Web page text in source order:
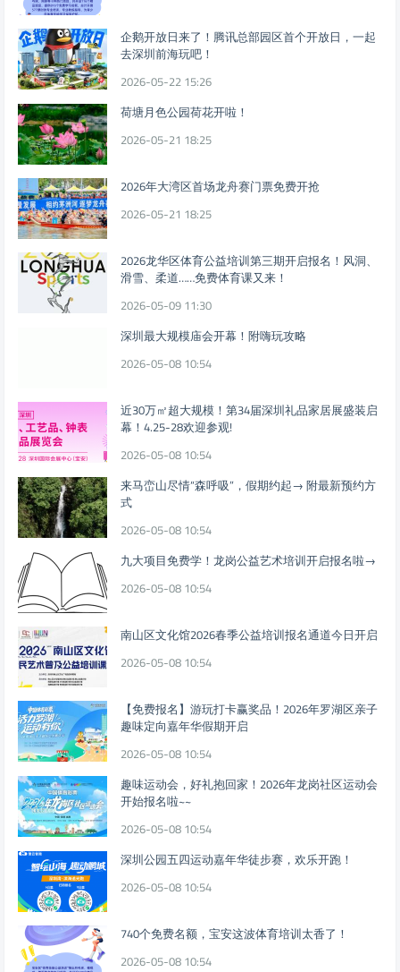
企鹅开放日来了！腾讯总部园区首个开放日，一起
去深圳前海玩吧！
2026-05-22 15:26
荷塘月色公园荷花开啦！
2026-05-21 18:25
2026年大湾区首场龙舟赛门票免费开抢
2026-05-21 18:25
2026龙华区体育公益培训第三期开启报名！风洞、
滑雪、柔道……免费体育课又来！
2026-05-09 11:30
深圳最大规模庙会开幕！附嗨玩攻略
2026-05-08 10:54
近30万㎡超大规模！第34届深圳礼品家居展盛装启
幕！4.25-28欢迎参观!
2026-05-08 10:54
来马峦山尽情“森呼吸”，假期约起→ 附最新预约方
式
2026-05-08 10:54
九大项目免费学！龙岗公益艺术培训开启报名啦→
2026-05-08 10:54
南山区文化馆2026春季公益培训报名通道今日开启
2026-05-08 10:54
【免费报名】游玩打卡赢奖品！2026年罗湖区亲子
趣味定向嘉年华假期开启
2026-05-08 10:54
趣味运动会，好礼抱回家！2026年龙岗社区运动会
开始报名啦~~
2026-05-08 10:54
深圳公园五四运动嘉年华徒步赛，欢乐开跑！
2026-05-08 10:54
740个免费名额，宝安这波体育培训太香了！
2026-05-08 10:54